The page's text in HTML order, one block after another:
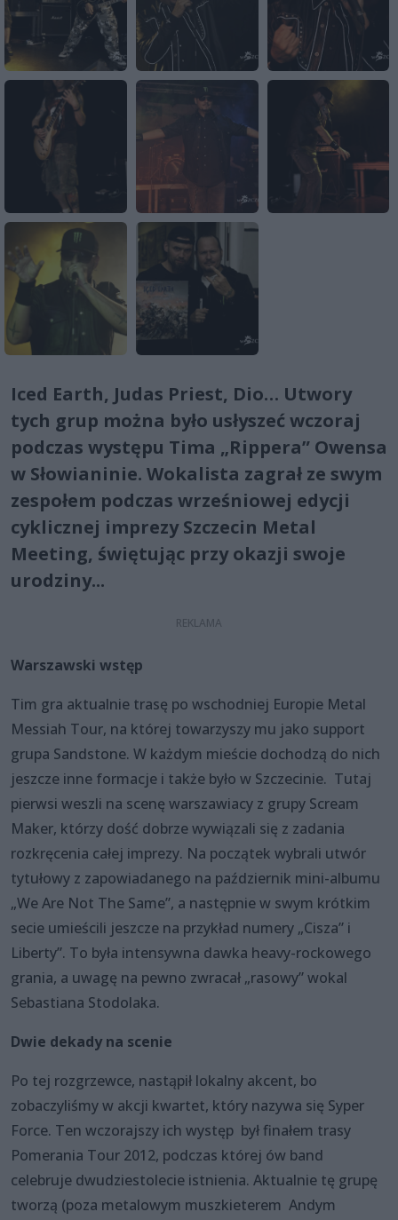
Iced Earth, Judas Priest, Dio… Utwory
tych grup można było usłyszeć wczoraj
podczas występu Tima „Rippera” Owensa
w Słowianinie. Wokalista zagrał ze swym
zespołem podczas wrześniowej edycji
cyklicznej imprezy Szczecin Metal
Meeting, świętując przy okazji swoje
urodziny...
Warszawski wstęp
Tim gra aktualnie trasę po wschodniej Europie Metal
Messiah Tour, na której towarzyszy mu jako support
grupa Sandstone. W każdym mieście dochodzą do nich
jeszcze inne formacje i także było w Szczecinie. Tutaj
pierwsi weszli na scenę warszawiacy z grupy Scream
Maker, którzy dość dobrze wywiązali się z zadania
rozkręcenia całej imprezy. Na początek wybrali utwór
tytułowy z zapowiadanego na październik mini-albumu
„We Are Not The Same”, a następnie w swym krótkim
secie umieścili jeszcze na przykład numery „Cisza” i
Liberty”. To była intensywna dawka heavy-rockowego
grania, a uwagę na pewno zwracał „rasowy” wokal
Sebastiana Stodolaka.
Dwie dekady na scenie
Po tej rozgrzewce, nastąpił lokalny akcent, bo
zobaczyliśmy w akcji kwartet, który nazywa się Syper
Force. Ten wczorajszy ich występ był finałem trasy
Pomerania Tour 2012, podczas której ów band
celebruje dwudziestolecie istnienia. Aktualnie tę grupę
tworzą (poza metalowym muszkieterem Andym